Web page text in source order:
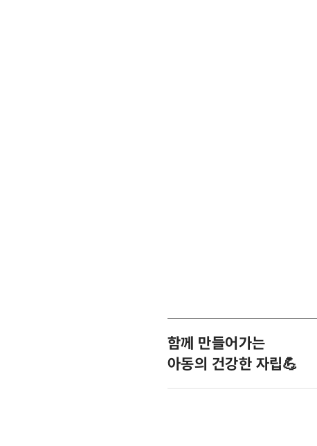
함께 만들어가는
아동의 건강한 자립💪